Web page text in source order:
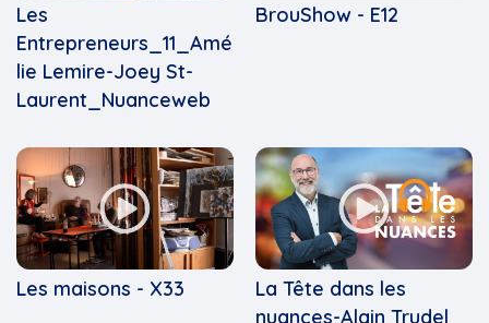
Les
Entrepreneurs_11_Amé
lie Lemire-Joey St-
Laurent_Nuanceweb
BrouShow - E12
Les maisons - X33
La Tête dans les
nuances-Alain Trudel